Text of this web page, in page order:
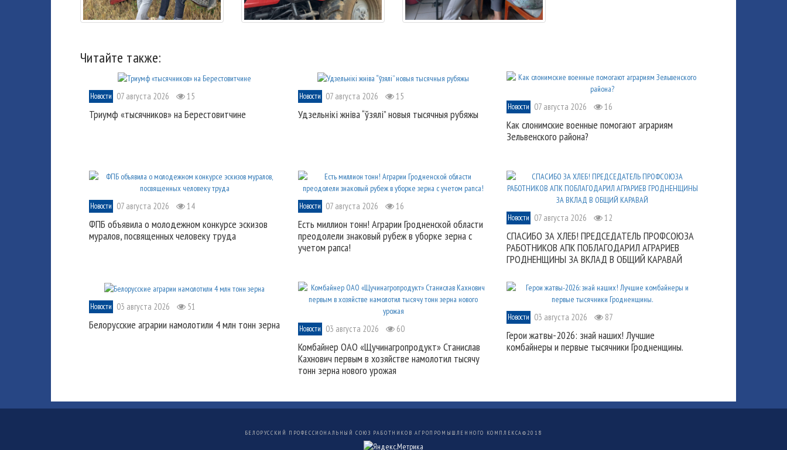
Читайте также:
Новости 07 августа 2026 15
Триумф «тысячников» на Берестовитчине
Новости 07 августа 2026 15
Удзельнікі жніва “ўзялі” новыя тысячныя рубяжы
Новости 07 августа 2026 16
Как слонимские военные помогают аграриям
Зельвенского района?
Новости 07 августа 2026 14
ФПБ объявила о молодежном конкурсе эскизов
муралов, посвященных человеку труда
Новости 07 августа 2026 16
Есть миллион тонн! Аграрии Гродненской области
преодолели знаковый рубеж в уборке зерна с
учетом рапса!
Новости 07 августа 2026 12
СПАСИБО ЗА ХЛЕБ! ПРЕДСЕДАТЕЛЬ ПРОФСОЮЗА
РАБОТНИКОВ АПК ПОБЛАГОДАРИЛ АГРАРИЕВ
ГРОДНЕНЩИНЫ ЗА ВКЛАД В ОБЩИЙ КАРАВАЙ
Новости 03 августа 2026 51
Белорусские аграрии намолотили 4 млн тонн зерна Новости 03 августа 2026 60
Комбайнер ОАО «Щучинагропродукт» Станислав
Кахнович первым в хозяйстве намолотил тысячу
тонн зерна нового урожая
Новости 03 августа 2026 87
Герои жатвы-2026: знай наших! Лучшие
комбайнеры и первые тысячники Гродненщины.
БЕЛОРУССКИЙ ПРОФЕССИОНАЛЬНЫЙ СОЮЗ РАБОТНИКОВ АГРОПРОМЫШЛЕННОГО КОМПЛЕКСА© 2018